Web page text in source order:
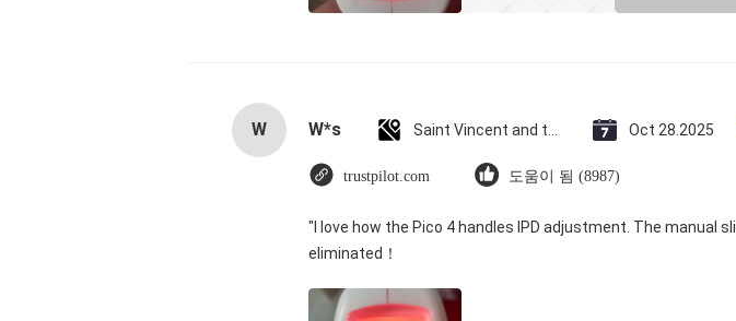
W W*s Oct 28.2025
trustpilot.com 도움이 됨 (8987)
"I love how the Pico 4 handles IPD adjustment. The manual
eliminated！